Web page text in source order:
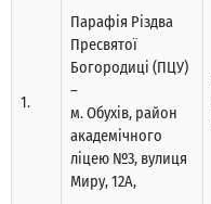
1.
Парафія Різдва
Пресвятої
Богородиці (ПЦУ)
–
м. Обухів, район
академічного
ліцею №3, вулиця
Миру, 12А,